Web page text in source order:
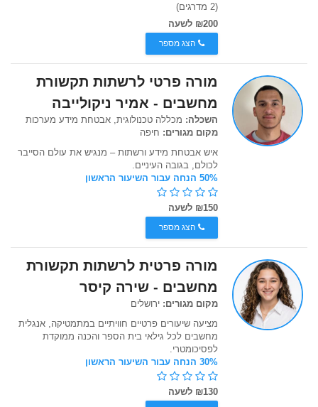
(2 מדרגים)
₪200 לשעה
הצג מספר
מורה פרטי לרשתות תקשורת
מחשבים - אמיר ניקולייבה
השכלה: מכללה טכנולוגית, אבטחת מידע מערכות
מקום מגורים: חיפה
איש אבטחת מידע ורשתות – מנגיש את עולם הסייבר
לכולם, בגובה העיניים.
50% הנחה עבור השיעור הראשון
₪150 לשעה
הצג מספר
מורה פרטית לרשתות תקשורת
מחשבים - שירה קיסר
מקום מגורים: ירושלים
מציעה שיעורים פרטיים חוויתיים במתמטיקה, אנגלית
מחשבים לכל גילאי בית הספר והכנה ממוקדת
לפסיכומטרי.
30% הנחה עבור השיעור הראשון
₪130 לשעה